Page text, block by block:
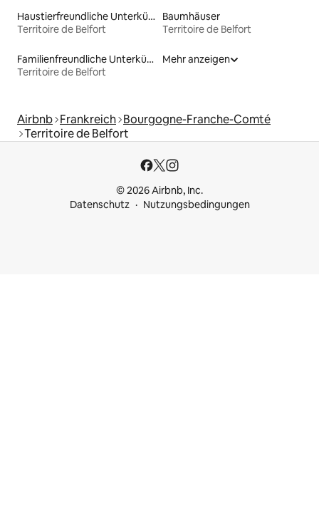
Haustierfreundliche Unterkünfte
Territoire de Belfort
Baumhäuser
Territoire de Belfort
Familienfreundliche Unterkünfte
Territoire de Belfort
Mehr anzeigen
Airbnb Frankreich Bourgogne-Franche-Comté
Territoire de Belfort
© 2026 Airbnb, Inc.
Datenschutz
Nutzungsbedingungen